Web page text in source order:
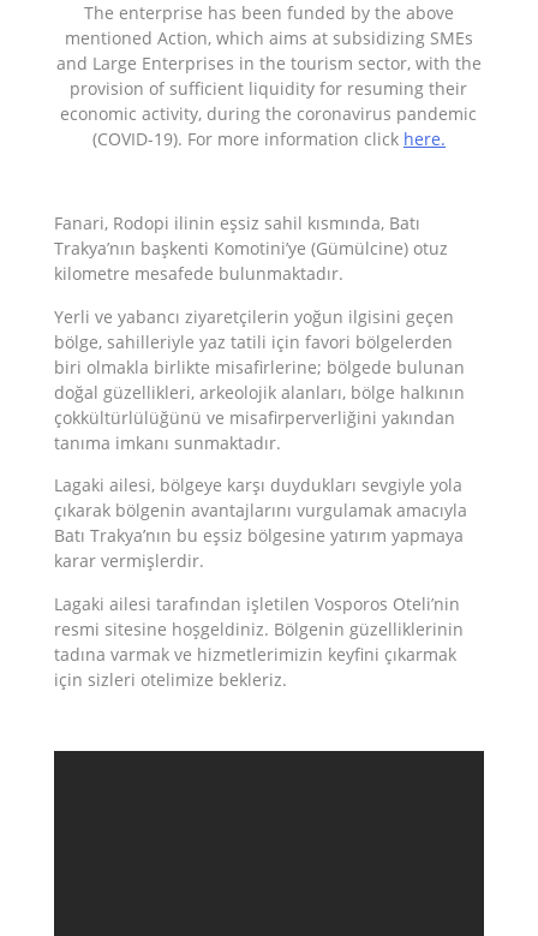
The enterprise has been funded by the above
mentioned Action, which aims at subsidizing SMEs
and Large Enterprises in the tourism sector, with the
provision of sufficient liquidity for resuming their
economic activity, during the coronavirus pandemic
(COVID-19). For more information click here.
Fanari, Rodopi ilinin eşsiz sahil kısmında, Batı
Trakya’nın başkenti Komotini’ye (Gümülcine) otuz
kilometre mesafede bulunmaktadır.
Yerli ve yabancı ziyaretçilerin yoğun ilgisini geçen
bölge, sahilleriyle yaz tatili için favori bölgelerden
biri olmakla birlikte misafirlerine; bölgede bulunan
doğal güzellikleri, arkeolojik alanları, bölge halkının
çokkültürlülüğünü ve misafirperverliğini yakından
tanıma imkanı sunmaktadır.
Lagaki ailesi, bölgeye karşı duydukları sevgiyle yola
çıkarak bölgenin avantajlarını vurgulamak amacıyla
Batı Trakya’nın bu eşsiz bölgesine yatırım yapmaya
karar vermişlerdir.
Lagaki ailesi tarafından işletilen Vosporos Oteli’nin
resmi sitesine hoşgeldiniz. Bölgenin güzelliklerinin
tadına varmak ve hizmetlerimizin keyfini çıkarmak
için sizleri otelimize bekleriz.